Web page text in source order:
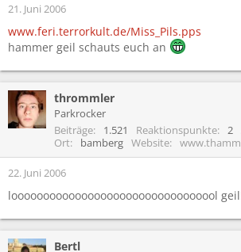
21. Juni 2006
www.feri.terrorkult.de/Miss_Pils.pps
hammer geil schauts euch an
thrommler
Parkrocker
Beiträge
1.521 Reaktionspunkte 2
Ort
bamberg Website
22. Juni 2006
looooooooooooooooooooooooooooooool
Bertl